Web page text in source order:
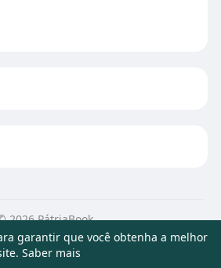
garantir que você obtenha a melhor
Saber mais
2026 PátriaBook
Privacidade
Termos de Uso
Artigos